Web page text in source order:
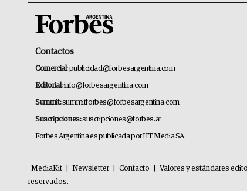
Contactos
Comercial:publicidad@forbesargentina.com
Editorial:info@forbesargentina.com
Summit:summitforbes@forbesargentina.com
Suscripciones:suscripciones@forbes.ar
Forbes Argentina es publicada por HT Media SA.
MediaKit Newsletter Contacto Valores y estándares
reservados.